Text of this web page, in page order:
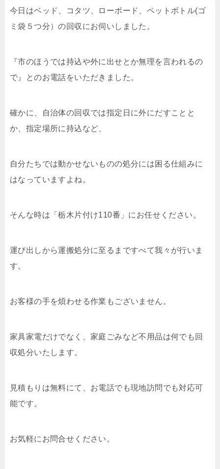
今日はベッド、コタツ、ローボード、ペットボトル(ゴ
ミ袋５つ分）の回収にお伺いしました。
『市のほうでは持込や外に出せとか無理を言われるの
で』とのお電話をいただきました。
確かに、自治体の回収では指定日に外にだすことと
か、指定場所に持込など、
自分たちでは動かせないものの処分には困る仕組みに
はなっていますよね。
そんな時は「栃木片付け110番」にお任せください。
運び出しから運搬処分に至るまですべて我々が行いま
す。
お客様の手を煩わせる作業もございません。
家具家電だけでなく、家庭ごみなど不用品は何でも回
収処分いたします。
見積もりは無料にて、お電話でも現地訪問でも対応可
能です。
お気軽にお問合せください。